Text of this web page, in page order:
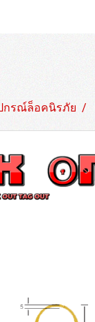
กรณ์ล็อคนิรภัย